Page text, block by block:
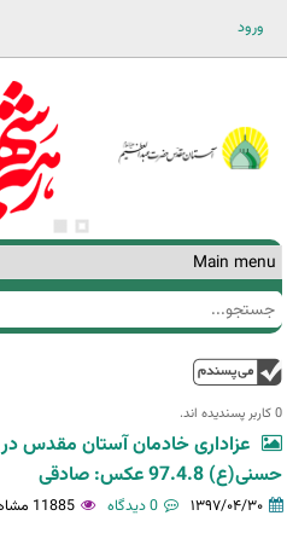
ورود
فرم
جستجو
جستجو
0 کاربر پسندیده اند.‎
عزاداری خادمان آستان مقدس
حسنی(ع) 97.4.8 عکس: صادقی
۱۳۹۷/۰۴/۳۰ 0 دیدگاه 11885 مشاهده